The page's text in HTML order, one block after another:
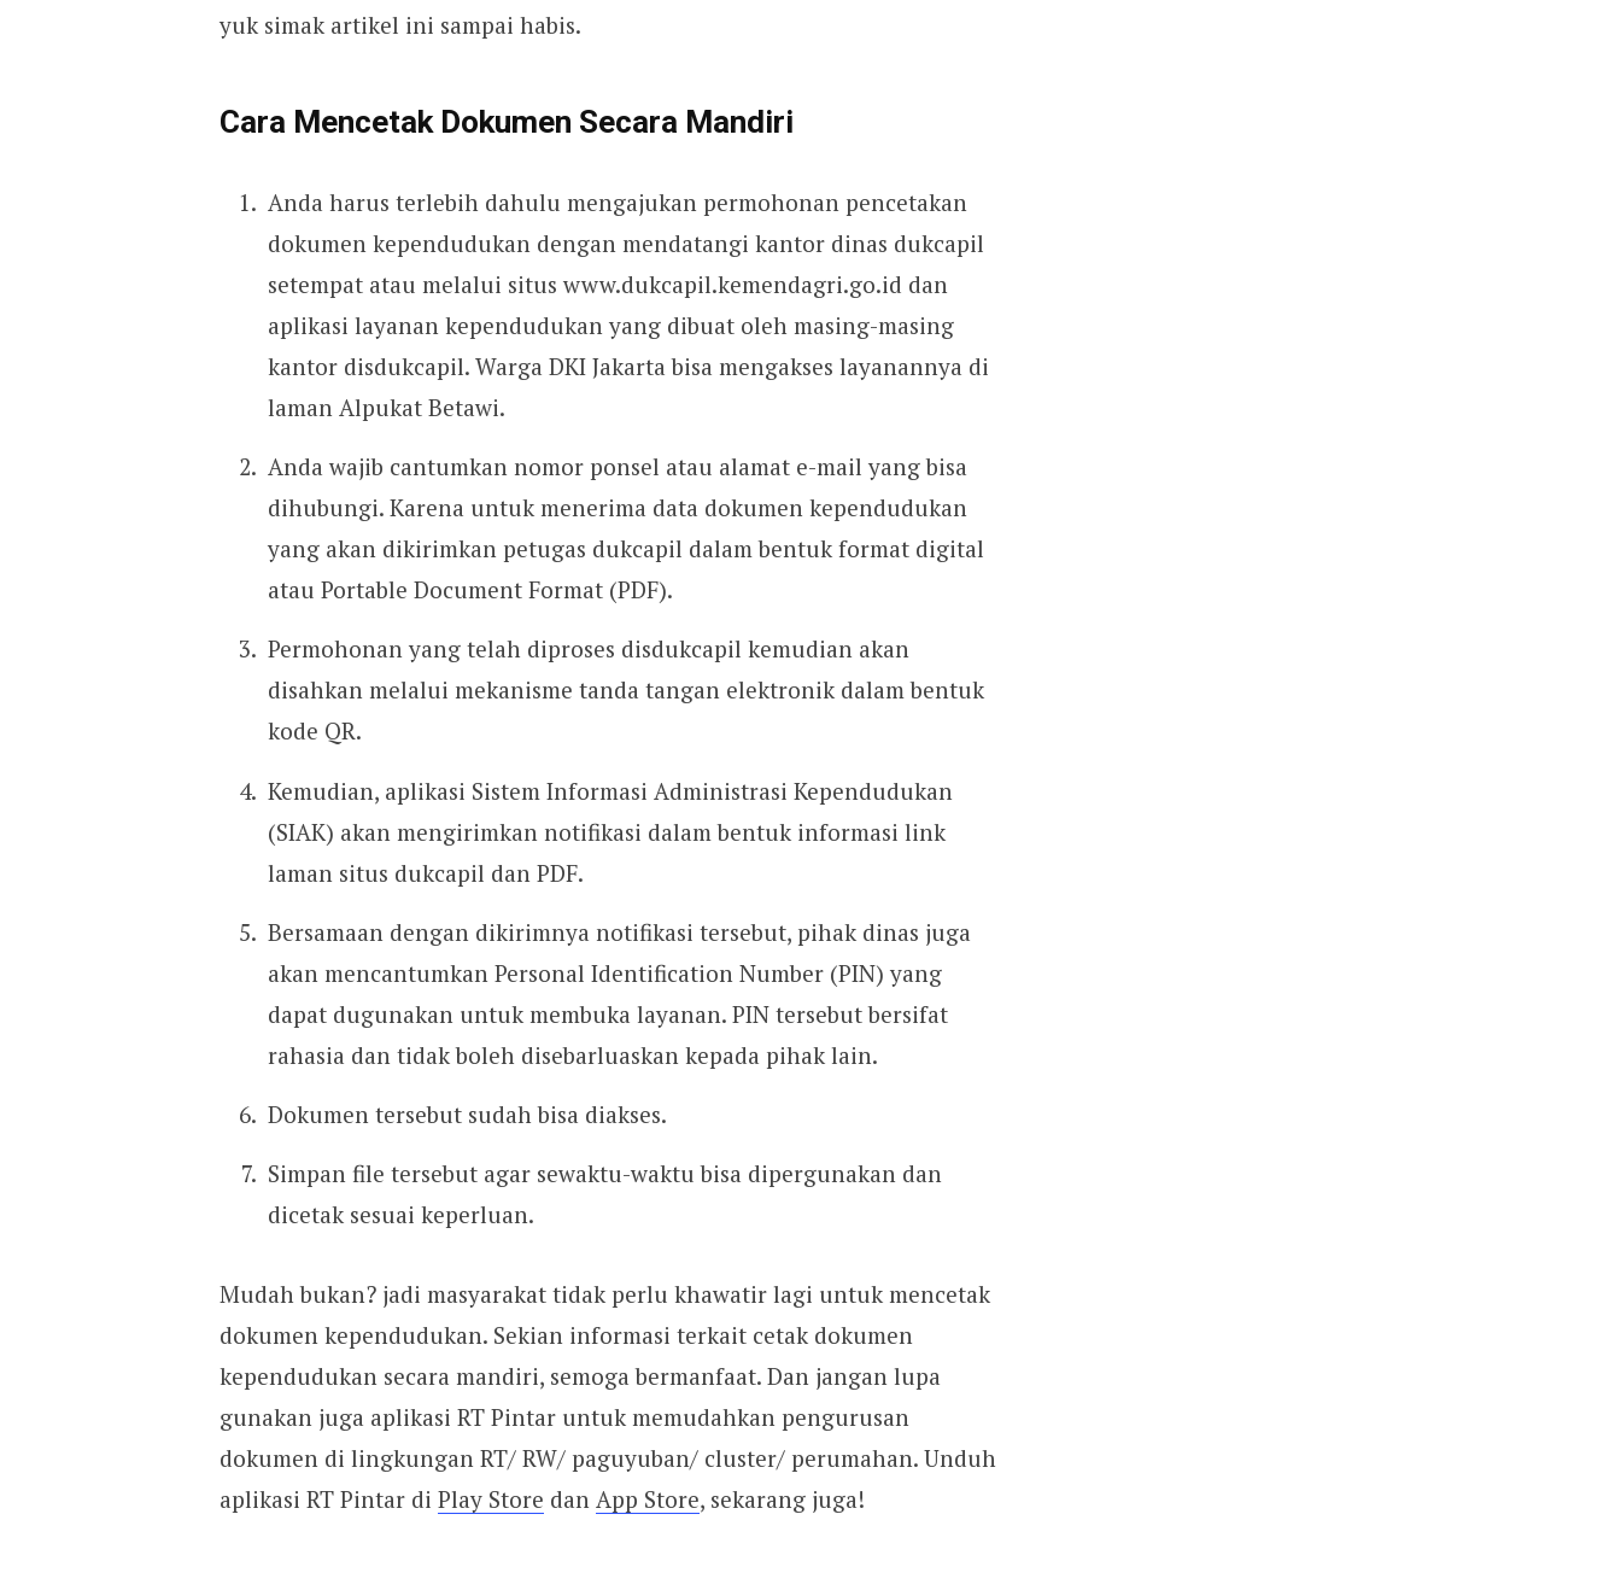
yuk simak artikel ini sampai habis.
Cara Mencetak Dokumen Secara Mandiri
Anda harus terlebih dahulu mengajukan permohonan pencetakan
dokumen kependudukan dengan mendatangi kantor dinas dukcapil
setempat atau melalui situs www.dukcapil.kemendagri.go.id dan
aplikasi layanan kependudukan yang dibuat oleh masing-masing
kantor disdukcapil. Warga DKI Jakarta bisa mengakses layanannya di
laman Alpukat Betawi.
Anda wajib cantumkan nomor ponsel atau alamat e-mail yang bisa
dihubungi. Karena untuk menerima data dokumen kependudukan
yang akan dikirimkan petugas dukcapil dalam bentuk format digital
atau Portable Document Format (PDF).
Permohonan yang telah diproses disdukcapil kemudian akan
disahkan melalui mekanisme tanda tangan elektronik dalam bentuk
kode QR.
Kemudian, aplikasi Sistem Informasi Administrasi Kependudukan
(SIAK) akan mengirimkan notifikasi dalam bentuk informasi link
laman situs dukcapil dan PDF.
Bersamaan dengan dikirimnya notifikasi tersebut, pihak dinas juga
akan mencantumkan Personal Identification Number (PIN) yang
dapat dugunakan untuk membuka layanan. PIN tersebut bersifat
rahasia dan tidak boleh disebarluaskan kepada pihak lain.
Dokumen tersebut sudah bisa diakses.
Simpan file tersebut agar sewaktu-waktu bisa dipergunakan dan
dicetak sesuai keperluan.
Mudah bukan? jadi masyarakat tidak perlu khawatir lagi untuk mencetak
dokumen kependudukan. Sekian informasi terkait cetak dokumen
kependudukan secara mandiri, semoga bermanfaat. Dan jangan lupa
gunakan juga aplikasi RT Pintar untuk memudahkan pengurusan
dokumen di lingkungan RT/ RW/ paguyuban/ cluster/ perumahan. Unduh
aplikasi RT Pintar di Play Store dan App Store, sekarang juga!